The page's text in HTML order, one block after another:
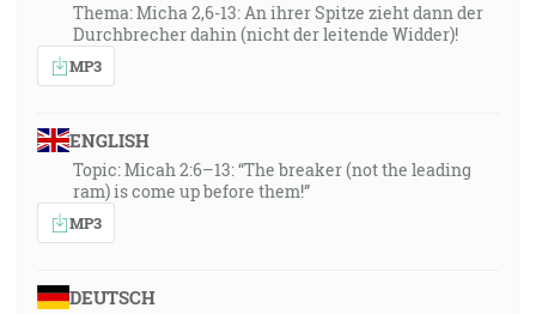
Thema: Micha 2,6-13: An ihrer Spitze zieht dann der
Durchbrecher dahin (nicht der leitende Widder)!
MP3
ENGLISH
Topic: Micah 2:6–13: “The breaker (not the leading
ram) is come up before them!”
MP3
DEUTSCH